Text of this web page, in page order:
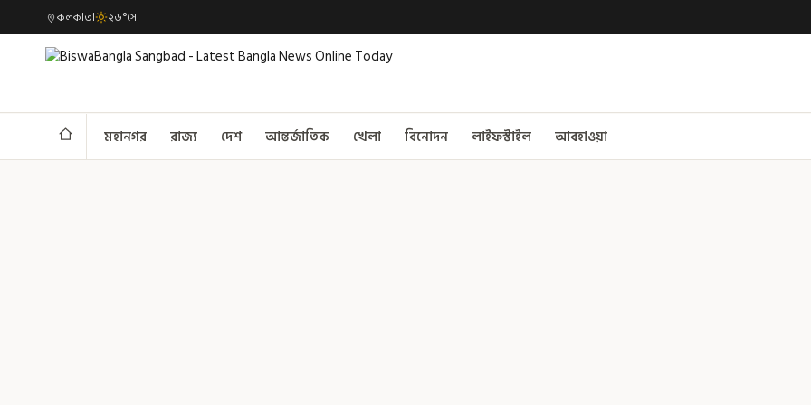
কলকাতা ২৬°সে
মহানগর রাজ্য দেশ আন্তর্জাতিক খেলা বিনোদন লাইফস্টাইল আবহাওয়া